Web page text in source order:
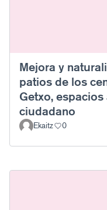
Mejora y
patios de los
Getxo,
ciudadano
Ekaitz 0